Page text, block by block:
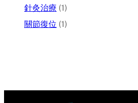
針灸治療 (1)
關節復位 (1)